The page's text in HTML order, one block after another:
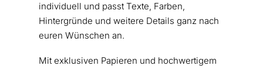
individuell und passt Texte, Farben,
Hintergründe und weitere Details ganz nach
euren Wünschen an.
Mit exklusiven Papieren und hochwertigem